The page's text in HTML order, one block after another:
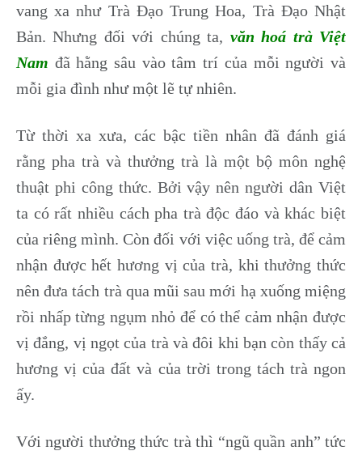
vang xa như Trà Đạo Trung Hoa, Trà Đạo Nhật
Bản. Nhưng đối với chúng ta, văn hoá trà Việt
Nam đã hằng sâu vào tâm trí của mỗi người và
mỗi gia đình như một lẽ tự nhiên.
Từ thời xa xưa, các bậc tiền nhân đã đánh giá
rằng pha trà và thưởng trà là một bộ môn nghệ
thuật phi công thức. Bởi vậy nên người dân Việt
ta có rất nhiều cách pha trà độc đáo và khác biệt
của riêng mình. Còn đối với việc uống trà, để cảm
nhận được hết hương vị của trà, khi thưởng thức
nên đưa tách trà qua mũi sau mới hạ xuống miệng
rồi nhấp từng ngụm nhỏ để có thể cảm nhận được
vị đắng, vị ngọt của trà và đôi khi bạn còn thấy cả
hương vị của đất và của trời trong tách trà ngon
ấy.
Với người thưởng thức trà thì “ngũ quần anh” tức